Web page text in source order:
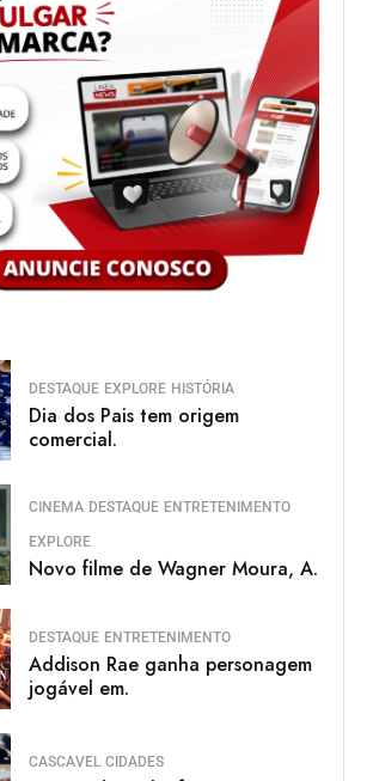
DESTAQUE EXPLORE HISTÓRIA
Dia dos Pais tem origem
comercial.
CINEMA DESTAQUE ENTRETENIMENTO
EXPLORE
Novo filme de Wagner Moura, A.
DESTAQUE ENTRETENIMENTO
Addison Rae ganha personagem
jogável em.
CASCAVEL CIDADES